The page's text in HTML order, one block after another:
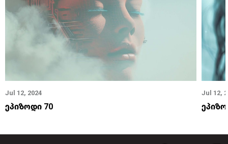
Jul 12, 2024
ეპიზოდი 70
Jul 12,